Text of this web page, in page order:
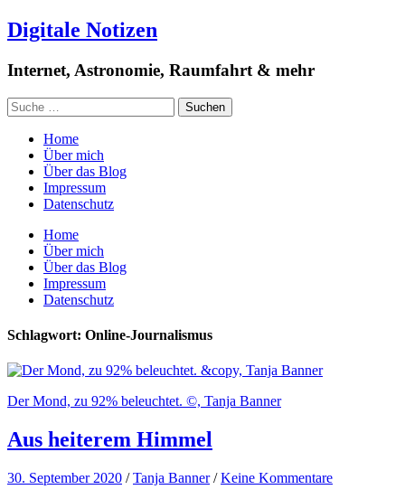
Digitale Notizen
Internet, Astronomie, Raumfahrt & mehr
Home
Über mich
Über das Blog
Impressum
Datenschutz
Home
Über mich
Über das Blog
Impressum
Datenschutz
Schlagwort: Online-Journalismus
Der Mond, zu 92% beleuchtet. ©, Tanja Banner
Aus heiterem Himmel
30. September 2020 /Tanja Banner /Keine Kommentare